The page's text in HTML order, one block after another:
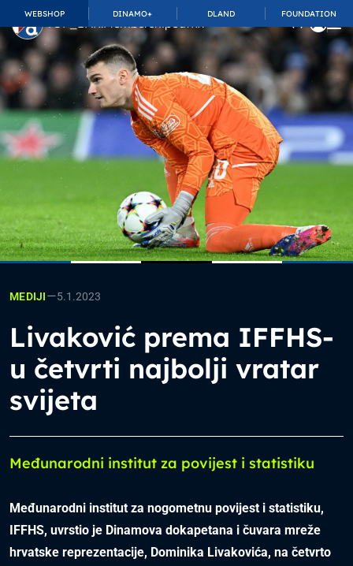
WEBSHOP DINAMO+ DLAND FOUNDATION
TOP_BAR.MembershipSuffix
MEDIJI—5.1.2023
Livaković prema IFFHS-
u četvrti najbolji vratar
svijeta
Međunarodni institut za povijest i statistiku
Međunarodni institut za nogometnu povijest i statistiku,
IFFHS, uvrstio je Dinamova dokapetana i čuvara mreže
hrvatske reprezentacije, Dominika Livakovića, na četvrto